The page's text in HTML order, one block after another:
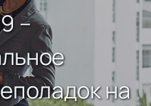
–
на